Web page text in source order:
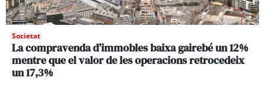
Societat
La compravenda d’immobles baixa gairebé un 12%
mentre que el valor de les operacions retrocedeix
un 17,3%